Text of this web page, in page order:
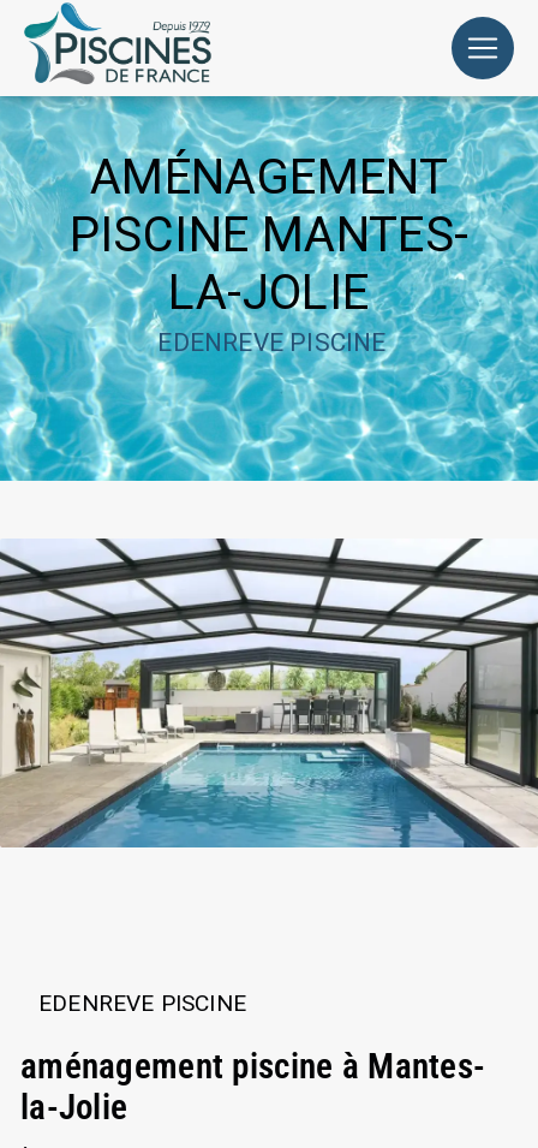
AMÉNAGEMENT
PISCINE MANTES-
LA-JOLIE
EDENREVE PISCINE
EDENREVE PISCINE
aménagement piscine à Mantes-
la-Jolie
Panneau de gestion des cookies